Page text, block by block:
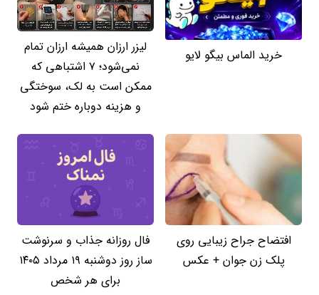
خرید الماس بیگو لایو
لیزر ارزان همیشه ارزان تمام
نمی‌شود؛ ۷ اشتباهی که
ممکن است به لک، سوختگی
و هزینه دوباره ختم شود
افتضاح جراح زیبایی روی
پلک زن جوان + عکس
فال روزانه جذاب و سرنوشت
ساز روز دوشنبه ۱۹ مرداد ۱۴۰۵
برای هر شخص